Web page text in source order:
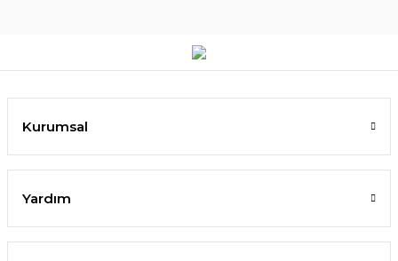
Kurumsal
Yardım